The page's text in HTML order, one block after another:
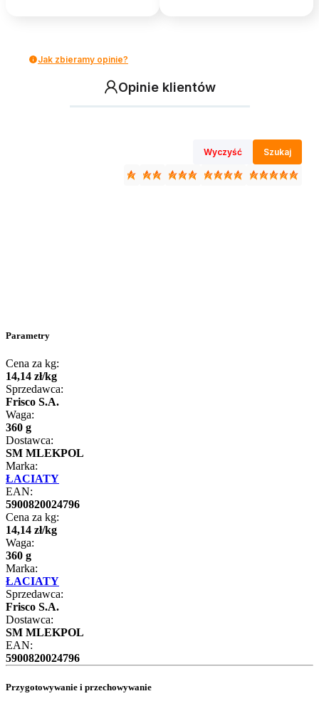
Jak zbieramy opinie?
Opinie klientów
Wyczyść Szukaj
Parametry
Cena za kg:
14,14 zł/kg
Sprzedawca:
Frisco S.A.
Waga:
360 g
Dostawca:
SM MLEKPOL
Marka:
ŁACIATY
EAN:
5900820024796
Cena za kg:
14,14 zł/kg
Waga:
360 g
Marka:
ŁACIATY
Sprzedawca:
Frisco S.A.
Dostawca:
SM MLEKPOL
EAN:
5900820024796
Przygotowywanie i przechowywanie